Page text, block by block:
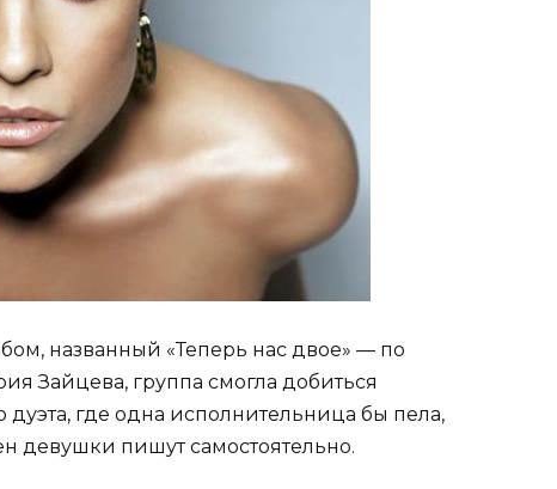
названный «Теперь нас двое» — по
Зайцева, группа смогла добиться
где одна исполнительница бы пела,
девушки пишут самостоятельно.